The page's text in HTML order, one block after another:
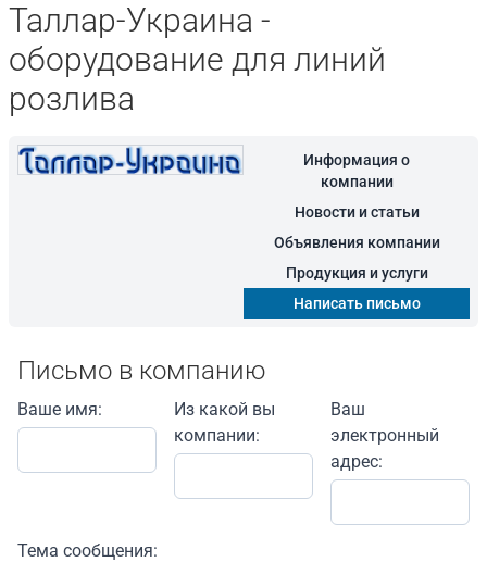
Таллар-Украина -
оборудование для линий
розлива
Информация о
компании
Новости и статьи
Объявления компании
Продукция и услуги
Написать письмо
Письмо в компанию
Ваше имя:
Из какой вы
компании:
Ваш
электронный
адрес:
Тема сообщения: